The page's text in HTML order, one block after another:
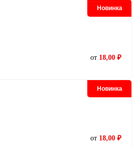
Новинка
от 18,00 ₽
Новинка
от 18,00 ₽